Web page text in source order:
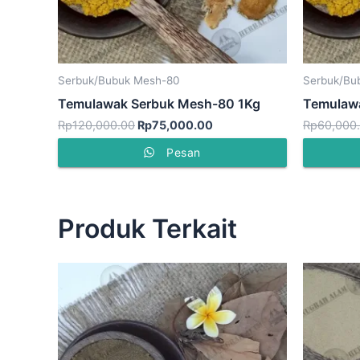
Serbuk/Bubuk Mesh-80
Temulawak Serbuk Mesh-80 1Kg
Rp120,000.00 Rp75,000.00
Pesan
Serbuk/
Rp
Produk Terkait